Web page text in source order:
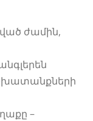
ժամին,
–